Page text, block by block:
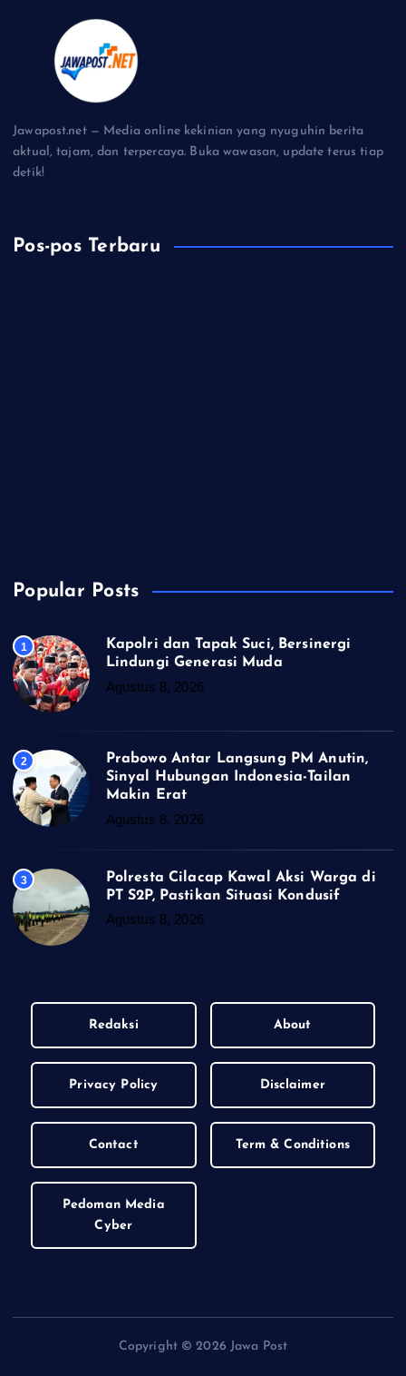
Jawapost.net — Media online kekinian yang nyuguhin berita
aktual, tajam, dan terpercaya. Buka wawasan, update terus tiap
detik!
Pos-pos Terbaru
Popular Posts
1
Kapolri dan Tapak Suci, Bersinergi
Lindungi Generasi Muda
Agustus 8, 2026
2
Prabowo Antar Langsung PM Anutin,
Sinyal Hubungan Indonesia-Tailan
Makin Erat
Agustus 8, 2026
3
Polresta Cilacap Kawal Aksi Warga di
PT S2P, Pastikan Situasi Kondusif
Agustus 8, 2026
Redaksi About
Privacy Policy Disclaimer
Contact Term & Conditions
Pedoman Media
Cyber
Copyright © 2026 Jawa Post